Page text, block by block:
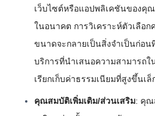
เว็บไซต์หรือแอปพลิเคชันของคุ
ในอนาคต การวิเคราะห์ตัวเลือ
ขนาดจะกลายเป็นสิ่งจำเป็นก่อน
บริการที่นำเสนอความสามารถ
เรียกเก็บค่าธรรมเนียมที่สูงขึ้น
คุณสมบัติเพิ่มเติม/ส่วนเสริม: คุณ